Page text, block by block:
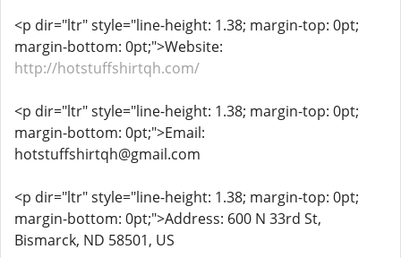
<p dir="ltr" style="line-height: 1.38; margin-top: 0pt;
margin-bottom: 0pt;">Website:
http://hotstuffshirtqh.com/
<p dir="ltr" style="line-height: 1.38; margin-top: 0pt;
margin-bottom: 0pt;">Email:
hotstuffshirtqh@gmail.com
<p dir="ltr" style="line-height: 1.38; margin-top: 0pt;
margin-bottom: 0pt;">Address: 600 N 33rd St,
Bismarck, ND 58501, US